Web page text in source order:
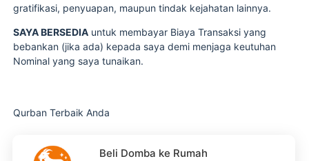
gratifikasi, penyuapan, maupun tindak kejahatan lainnya.
SAYA BERSEDIA untuk membayar Biaya Transaksi yang
bebankan (jika ada) kepada saya demi menjaga keutuhan
Nominal yang saya tunaikan.
Qurban Terbaik Anda
Beli Domba ke Rumah